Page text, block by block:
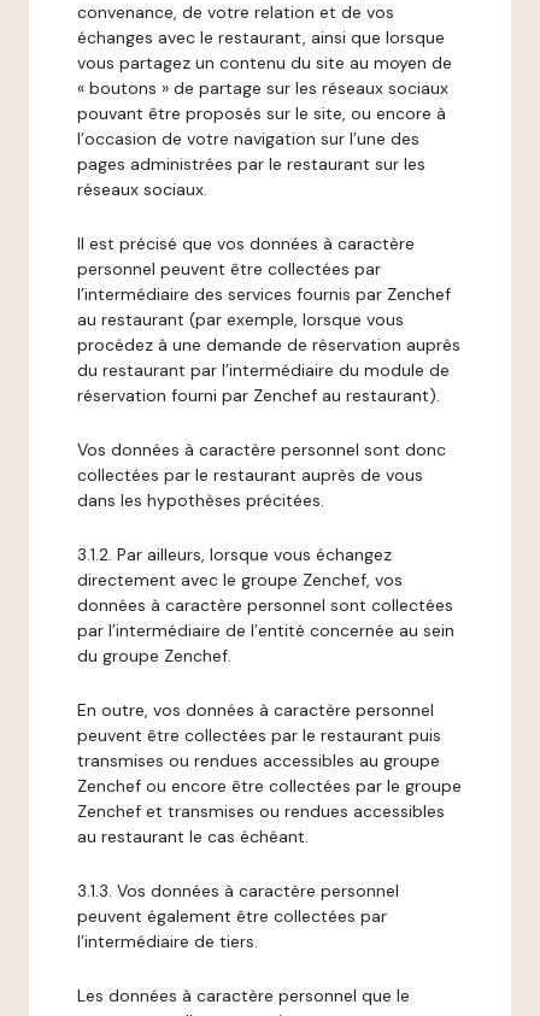
convenance, de votre relation et de vos
échanges avec le restaurant, ainsi que lorsque
vous partagez un contenu du site au moyen de
« boutons » de partage sur les réseaux sociaux
pouvant être proposés sur le site, ou encore à
l’occasion de votre navigation sur l’une des
pages administrées par le restaurant sur les
réseaux sociaux.
Il est précisé que vos données à caractère
personnel peuvent être collectées par
l’intermédiaire des services fournis par Zenchef
au restaurant (par exemple, lorsque vous
procédez à une demande de réservation auprès
du restaurant par l’intermédiaire du module de
réservation fourni par Zenchef au restaurant).
Vos données à caractère personnel sont donc
collectées par le restaurant auprès de vous
dans les hypothèses précitées.
3.1.2. Par ailleurs, lorsque vous échangez
directement avec le groupe Zenchef, vos
données à caractère personnel sont collectées
par l’intermédiaire de l’entité concernée au sein
du groupe Zenchef.
En outre, vos données à caractère personnel
peuvent être collectées par le restaurant puis
transmises ou rendues accessibles au groupe
Zenchef ou encore être collectées par le groupe
Zenchef et transmises ou rendues accessibles
au restaurant le cas échéant.
3.1.3. Vos données à caractère personnel
peuvent également être collectées par
l’intermédiaire de tiers.
Les données à caractère personnel que le